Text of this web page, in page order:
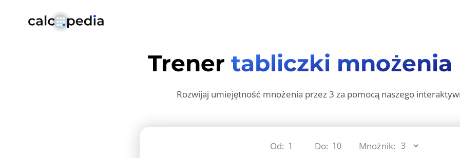
Trener tabliczki mnożenia
Rozwijaj umiejętność mnożenia przez 3 za pomocą naszego
Od: Do: Mnożnik: